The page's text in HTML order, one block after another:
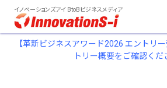
イノベーションズアイ BtoBビジネスメディア
【革新ビジネスアワード2026 エントリ
トリー概要をご確認くだ